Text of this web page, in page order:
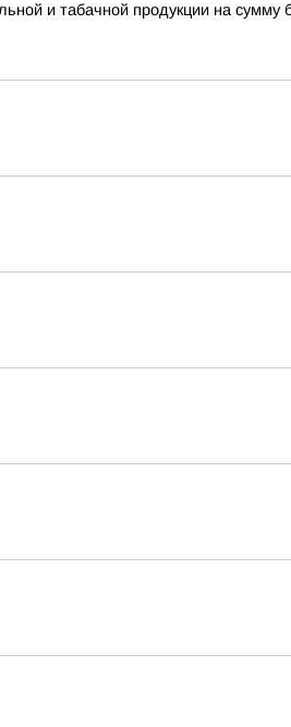
и табачной продукции на сумму